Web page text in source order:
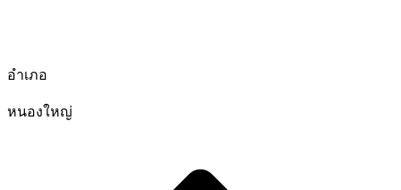
อำเภอ
หนองใหญ่